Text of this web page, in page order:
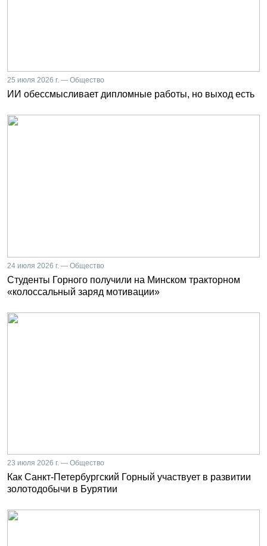
25 июля 2026 г. — Общество
ИИ обессмысливает дипломные работы, но выход есть
24 июля 2026 г. — Общество
Студенты Горного получили на Минском тракторном
«колоссальный заряд мотивации»
23 июля 2026 г. — Общество
Как Санкт-Петербургский Горный участвует в развитии
золотодобычи в Бурятии